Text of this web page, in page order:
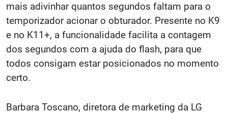
mais adivinhar quantos segundos faltam para o
temporizador acionar o obturador. Presente no K9
e no K11+, a funcionalidade facilita a contagem
dos segundos com a ajuda do flash, para que
todos consigam estar posicionados no momento
certo.
Barbara Toscano, diretora de marketing da LG